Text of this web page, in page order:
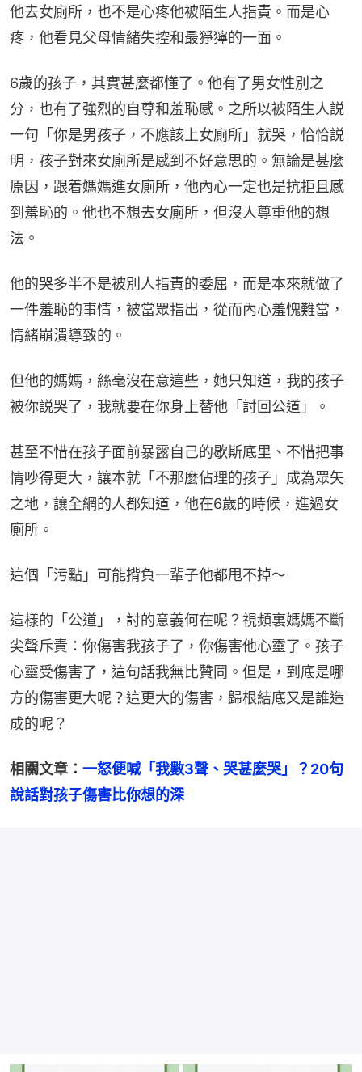
他去女廁所，也不是心疼他被陌生人指責。而是心
疼，他看見父母情緒失控和最猙獰的一面。
6歲的孩子，其實甚麼都懂了。他有了男女性別之
分，也有了強烈的自尊和羞恥感。之所以被陌生人説
一句「你是男孩子，不應該上女廁所」就哭，恰恰説
明，孩子對來女廁所是感到不好意思的。無論是甚麼
原因，跟着媽媽進女廁所，他內心一定也是抗拒且感
到羞恥的。他也不想去女廁所，但沒人尊重他的想
法。
他的哭多半不是被別人指責的委屈，而是本來就做了
一件羞恥的事情，被當眾指出，從而內心羞愧難當，
情緒崩潰導致的。
但他的媽媽，絲毫沒在意這些，她只知道，我的孩子
被你説哭了，我就要在你身上替他「討回公道」。
甚至不惜在孩子面前暴露自己的歇斯底里、不惜把事
情吵得更大，讓本就「不那麼佔理的孩子」成為眾矢
之地，讓全網的人都知道，他在6歲的時候，進過女
廁所。
這個「污點」可能揹負一輩子他都甩不掉～
這樣的「公道」，討的意義何在呢？視頻裏媽媽不斷
尖聲斥責：你傷害我孩子了，你傷害他心靈了。孩子
心靈受傷害了，這句話我無比贊同。但是，到底是哪
方的傷害更大呢？這更大的傷害，歸根結底又是誰造
成的呢？
相關文章： 一怒便喊「我數3聲、哭甚麼哭」？20句
說話對孩子傷害比你想的深